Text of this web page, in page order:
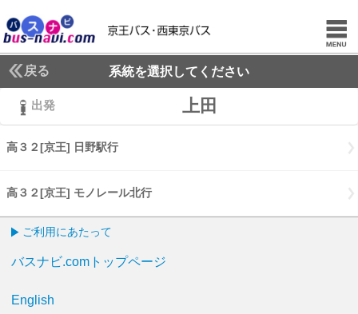
戻る 系統を選択してください
出発 上田
高３２[京王] 日野駅行
高３２[京王] モノレール北行
ご利用にあたって
バスナビ.comトップページ
English